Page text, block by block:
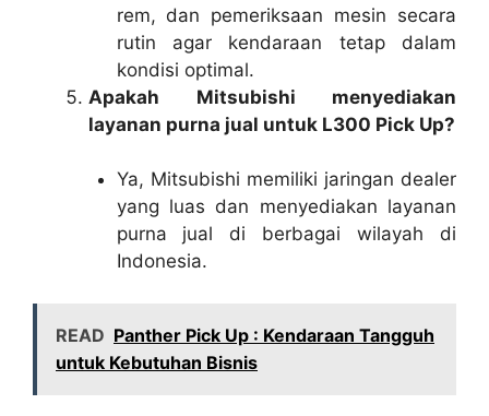
rem, dan pemeriksaan mesin secara
rutin agar kendaraan tetap dalam
kondisi optimal.
Apakah Mitsubishi menyediakan
layanan purna jual untuk L300 Pick Up?
Ya, Mitsubishi memiliki jaringan dealer
yang luas dan menyediakan layanan
purna jual di berbagai wilayah di
Indonesia.
READ Panther Pick Up : Kendaraan Tangguh
untuk Kebutuhan Bisnis